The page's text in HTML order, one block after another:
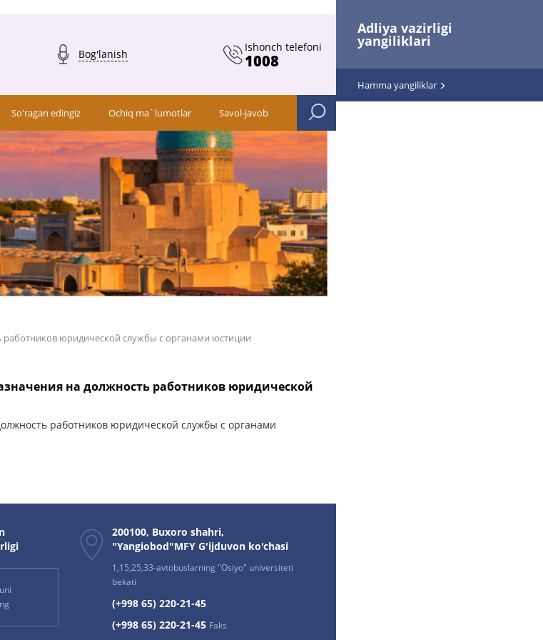
Adliya vazirligi
yangiliklari
Hamma yangiliklar
Bog'lanish
Ishonch telefoni
1008
So'ragan edingiz Ochiq ma`lumotlar Savol-javob
работников юридической службы с органами юстиции
на должность работников юридической
работников юридической службы с органами
200100, Buxoro shahri,
"Yangiobod"MFY G'ijduvon ko'chasi
1,15,25,33-avtobuslarning "Osiyo" universiteti
bekati
(+998 65) 220-21-45
(+998 65) 220-21-45 Faks